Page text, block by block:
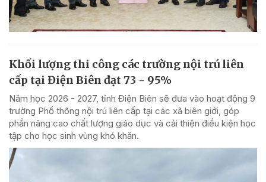
Khối lượng thi công các trường nội trú liên
cấp tại Điện Biên đạt 73 - 95%
Năm học 2026 - 2027, tỉnh Điện Biên sẽ đưa vào hoạt động 9
trường Phổ thông nội trú liên cấp tại các xã biên giới, góp
phần nâng cao chất lượng giáo dục và cải thiện điều kiện học
tập cho học sinh vùng khó khăn.